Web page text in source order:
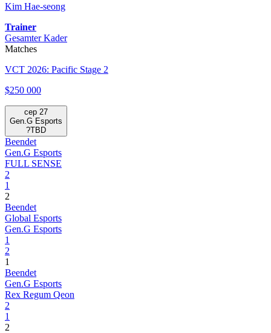
Kim Hae-seong
Trainer
Gesamter Kader
Matches
VCT 2026: Pacific Stage 2
$250 000
сер 27
Gen.G Esports
?TBD
Beendet
Gen.G Esports
FULL SENSE
2
1
2
Beendet
Global Esports
Gen.G Esports
1
2
1
Beendet
Gen.G Esports
Rex Regum Qeon
2
1
2